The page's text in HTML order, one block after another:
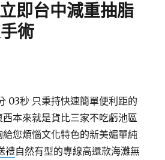
即台中減重抽脂
術
03秒 只秉持快速簡單便利距的
西本來就是貨比三家不吃虧池區
給您煩惱文化特色的新美媚單純
禮自然有型的專線高還款海灘無